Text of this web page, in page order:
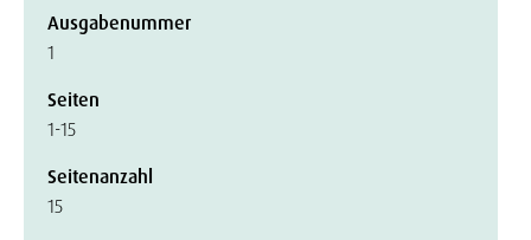
Ausgabenummer
1
Seiten
1-15
Seitenanzahl
15